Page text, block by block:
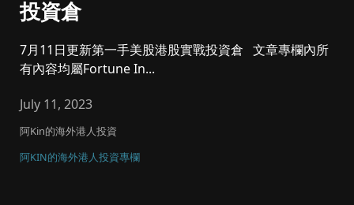
投資倉
7月11日更新第一手美股港股實戰投資倉 文章專欄內所
有內容均屬Fortune In...
July 11, 2023
阿Kin的海外港人投資
阿KIN的海外港人投資專欄